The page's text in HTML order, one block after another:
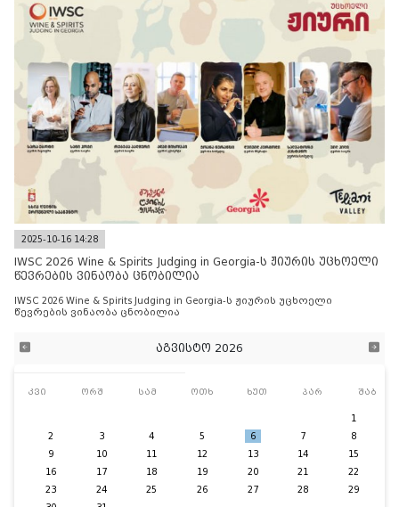
2025-10-16 14:28
IWSC 2026 Wine & Spirits Judging in Georgia-ს ჟიურის უცხოელი
წევრების ვინაობა ცნობილია
IWSC 2026 Wine & Spirits Judging in Georgia-ს ჟიურის უცხოელი
წევრების ვინაობა ცნობილია
აგვისტო 2026
კვი ორშ სამ ოთხ ხუთ პარ შაბ
1
2
3 4 5 6 7
8
9
10 11 12 13 14
15
16
17 18 19 20 21
22
23
24 25 26 27 28
29